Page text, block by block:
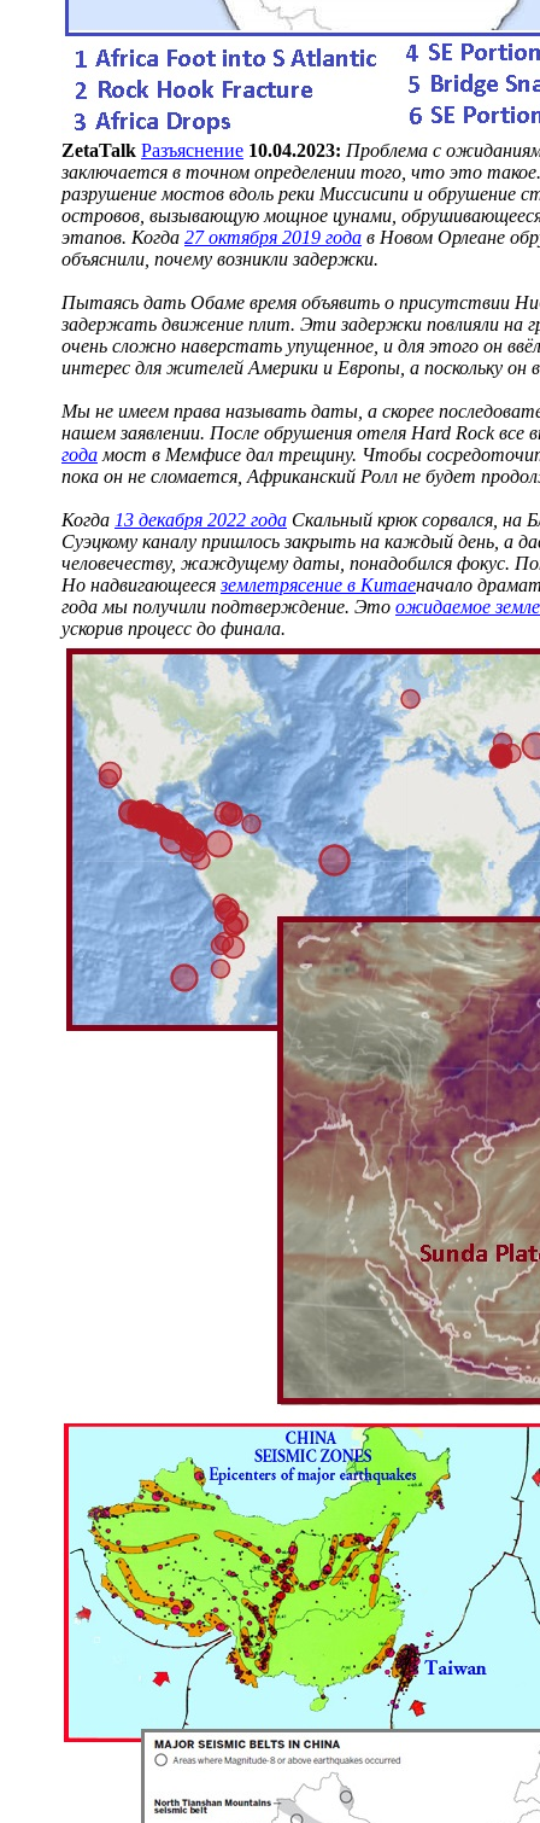
ZetaTalk Разъяснение 10.04.2023: Проблема с
заключается в точном определении того, что это
разрушение мостов вдоль реки Миссисипи и обрушение
островов, вызывающую мощное цунами,
этапов. Когда 27 октября 2019 года в Новом Орлеане
объяснили, почему возникли задержки.
Пытаясь дать Обаме время объявить о присутствии
задержать движение плит. Эти задержки повлияли на
очень сложно наверстать упущенное, и для этого он
интерес для жителей Америки и Европы, а поскольку
Мы не имеем права называть даты, а скорее
нашем заявлении. После обрушения отеля Hard Rock
года мост в Мемфисе дал трещину. Чтобы
пока он не сломается, Африканский Ролл не будет
Когда 13 декабря 2022 года Скальный крюк сорвался, на
Суэцкому каналу пришлось закрыть на каждый день, а
человечеству, жаждущему даты, понадобился фокус.
Но надвигающеесяземлетрясение в Китаеначало
года мы получили подтверждение. Это ожидаемое
ускорив процесс до финала.